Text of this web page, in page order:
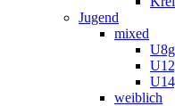
Jugend
mixed
weiblich